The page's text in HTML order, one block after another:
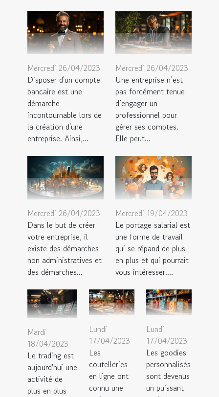
Mercredi 26/04/2023
Disposer d'un compte
bancaire est une
démarche
incontournable lors de
la création d'une
entreprise. Ainsi,...
Mercredi 26/04/2023
Une entreprise n’est
pas forcément tenue
d’engager un
professionnel pour
gérer ses comptes.
Elle peut...
Mercredi 26/04/2023
Dans le but de créer
votre entreprise, il
existe des démarches
non administratives et
des démarches...
Mercredi 19/04/2023
Le portage salarial est
une forme de travail
qui se répand de plus
en plus et qui pourrait
vous intéresser....
Mardi
18/04/2023
Le trading est
aujourd'hui une
activité de
plus en plus
Lundi
17/04/2023
Les
coutelleries
en ligne ont
connu une
Lundi
17/04/2023
Les goodies
personnalisés
sont devenus
un puissant